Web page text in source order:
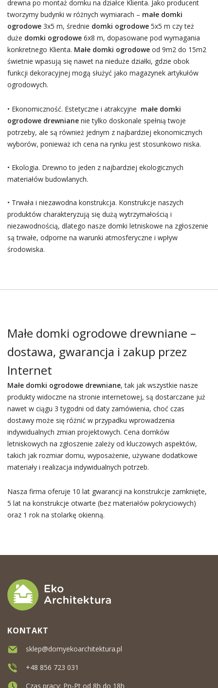
drewna po montaż domku na działce Klienta. Jako producent
tworzymy budynki w różnych wymiarach – małe domki
ogrodowe3x5 m, średnie domki ogrodowe5x5 m czy też
duże domki ogrodowe6x8 m, dopasowane pod wymagania
konkretnego Klienta. Małe domki ogrodoweod 9m2 do 15m2
świetnie wpasują się nawet na nieduże działki, gdzie obok
funkcji dekoracyjnej mogą służyć jako magazynek artykułów
ogrodowych.
• Ekonomiczność. Estetyczne i atrakcyjne małe domki
ogrodowe drewnianenie tylko doskonale spełnią twoje
potrzeby, ale są również jednym z najbardziej ekonomicznych
wyborów, ponieważ ich cena na rynku jest stosunkowo niska.
• Ekologia. Drewno to jeden z najbardziej ekologicznych
materiałów budowlanych.
• Trwała i niezawodna konstrukcja. Konstrukcje naszych
produktów charakteryzują się dużą wytrzymałością i
niezawodnością, dlatego nasze domki letniskowe na zgłoszenie
są trwałe, odporne na warunki atmosferyczne i wpływ
środowiska.
Małe domki ogrodowe drewniane –
dostawa, gwarancja i zakup przez
Internet
Małe domki ogrodowe drewniane, tak jak wszystkie nasze
produkty widoczne na stronie internetowej, są dostarczane już
nawet w ciągu 3 tygodni od daty zamówienia, choć czas
dostawy może się różnić w przypadku wprowadzenia
indywidualnych zmian projektowych. Cena domków
letniskowych na zgłoszenie zależy od kluczowych aspektów,
takich jak rozmiar domu, wyposażenie, używane dodatkowe
materiały i realizacja indywidualnych potrzeb.
Nasza firma oferuje 10 lat gwarancji na konstrukcje zamknięte,
5 lat na konstrukcje otwarte (bez materiałów pokryciowych)
oraz 1 rok na stolarkę okienną.
KONTAKT
sklep@domyekoarchitektura.pl
+48 856 723 031
Czas pracy: Pn-Pt od 8h do 18h